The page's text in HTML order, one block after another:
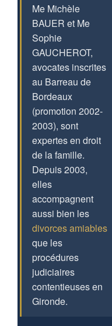
Me Michèle
BAUER et Me
Sophie
GAUCHEROT,
avocates inscrites
au Barreau de
Bordeaux
(promotion 2002-
2003), sont
expertes en droit
de la famille.
Depuis 2003,
elles
accompagnent
aussi bien les
divorces amiables
que les
procédures
judiciaires
contentieuses en
Gironde.